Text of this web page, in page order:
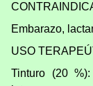
Embarazo,
USO
Tinturo (20